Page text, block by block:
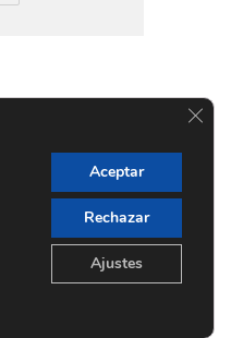
Aceptar
Rechazar
Ajustes